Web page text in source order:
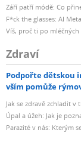
Září patří módě: Co
F*ck the glasses: AI
Víš, proč ti po
Zdraví
Podpořte dětskou
vším pomůže
Jak se zdravě zchladit
Úpal a úžeh: Jak je
Parazité v nás: Kterým